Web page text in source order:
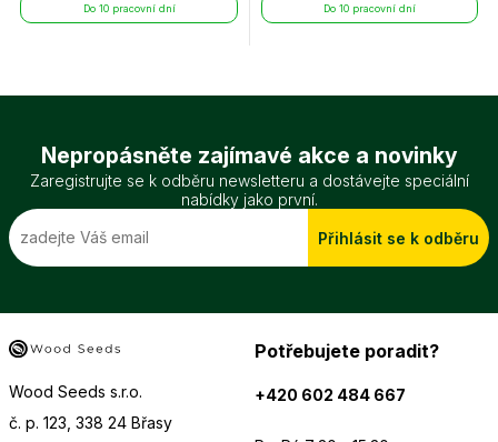
Do 10 pracovní dní Do 10 pracovní dní
Nepropásněte zajímavé akce a novinky
Zaregistrujte se k odběru newsletteru a dostávejte speciální
nabídky jako první.
Přihlásit se k odběru
Wood Seeds s.r.o.
č. p. 123, 338 24 Břasy
Potřebujete poradit?
+420 602 484 667